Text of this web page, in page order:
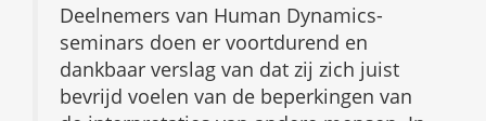
Deelnemers van Human Dynamics-
seminars doen er voortdurend en
dankbaar verslag van dat zij zich juist
bevrijd voelen van de beperkingen van